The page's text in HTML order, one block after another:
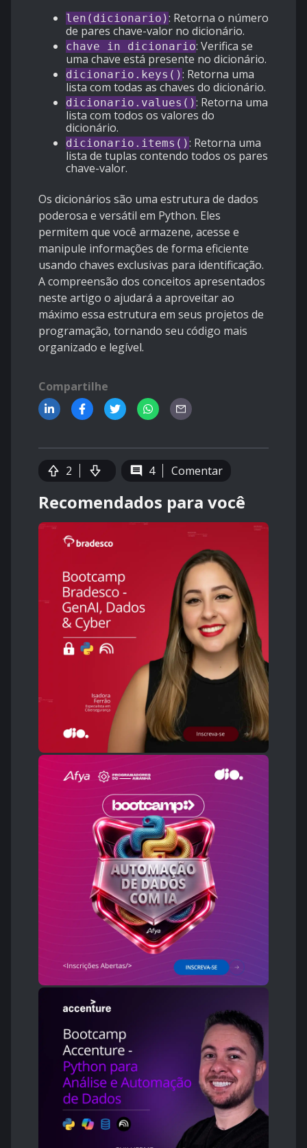
len(dicionario): Retorna o número
de pares chave-valor no dicionário.
chave in dicionario: Verifica se
uma chave está presente no dicionário.
dicionario.keys(): Retorna uma
lista com todas as chaves do dicionário.
dicionario.values(): Retorna uma
lista com todos os valores do
dicionário.
dicionario.items(): Retorna uma
lista de tuplas contendo todos os pares
chave-valor.
Os dicionários são uma estrutura de dados
poderosa e versátil em Python. Eles
permitem que você armazene, acesse e
manipule informações de forma eficiente
usando chaves exclusivas para identificação.
A compreensão dos conceitos apresentados
neste artigo o ajudará a aproveitar ao
máximo essa estrutura em seus projetos de
programação, tornando seu código mais
organizado e legível.
Compartilhe
2 4 Comentar
Recomendados para você